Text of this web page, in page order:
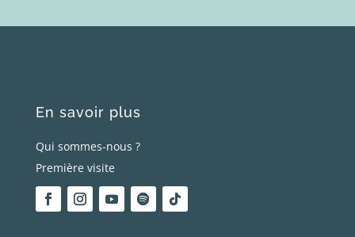
En savoir plus
Qui sommes-nous ?
Première visite